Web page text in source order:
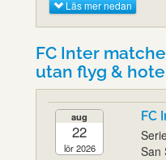
Läs mer nedan
FC Inter
utan flyg &
aug
22
lör 2026
FC
San